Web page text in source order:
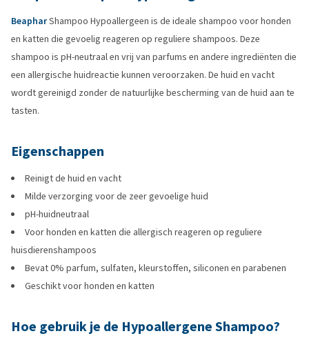
BeapharShampoo Hypoallergeen is de ideale shampoo voor honden
en katten die gevoelig reageren op reguliere shampoos. Deze
shampoo is pH-neutraal en vrij van parfums en andere ingrediënten die
een allergische huidreactie kunnen veroorzaken. De huid en vacht
wordt gereinigd zonder de natuurlijke bescherming van de huid aan te
tasten.
Eigenschappen
Reinigt de huid en vacht
Milde verzorging voor de zeer gevoelige huid
pH-huidneutraal
Voor honden en katten die allergisch reageren op reguliere
huisdierenshampoos
Bevat 0% parfum, sulfaten, kleurstoffen, siliconen en parabenen
Geschikt voor honden en katten
Hoe gebruik je de Hypoallergene Shampoo?